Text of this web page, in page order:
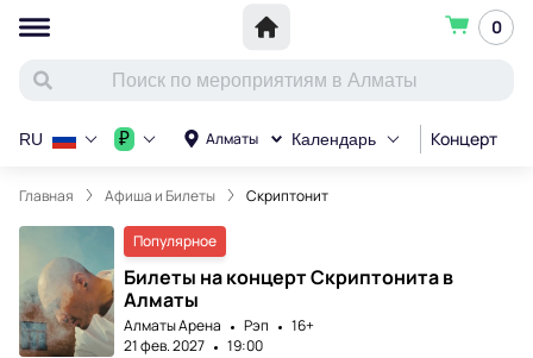
0
Алматы Календарь Концерт
RU ₽
Главная Афиша и Билеты Скриптонит
Популярное
Билеты на концерт Скриптонита в
Алматы
Алматы Арена Рэп
16+
21 фев. 2027
19:00